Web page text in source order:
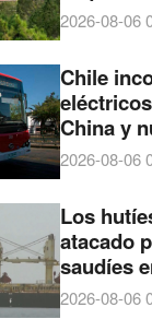
2029
2026-08-06
Chile
China y
digitales
2026-08-06
Los
atacado
saudíes
el golfo
2026-08-06